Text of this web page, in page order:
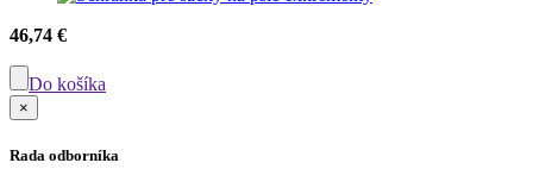
46,74 €
Do košíka
×
Rada odborníka